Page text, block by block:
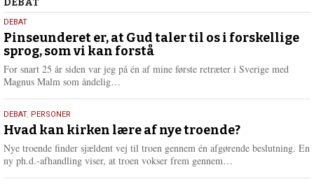
Debat
DEBAT
5.
august
2026
DEBAT
Pinseunderet er, at Gud taler til os i forskellige
sprog, som vi kan forstå
For snart 25 år siden var jeg på én af mine første retræter i Sverige med
Magnus Malm som åndelig…
e
r
e
25.
juli
2026
DEBAT, PERSONER
Hvad kan kirken lære af nye troende?
Nye troende finder sjældent vej til troen gennem én afgørende beslutning. En
ny ph.d.-afhandling viser, at troen vokser frem gennem…